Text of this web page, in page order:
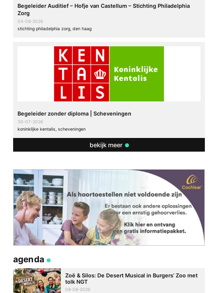
Begeleider Auditief – Hofje van Castellum – Stichting Philadelphia
Zorg
04-08-2026
stichting philadelphia zorg, den haag
Begeleider zonder diploma | Scheveningen
30-07-2026
koninklijke kentalis, scheveningen
bekijk meer
agenda
Zoë & Silos: De Desert Musical in Burgers’ Zoo met
tolk NGT
08-08-2026